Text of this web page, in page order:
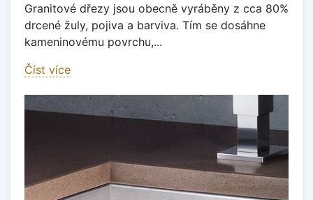
Granitové dřezy jsou obecně vyráběny z cca 80%
drcené žuly, pojiva a barviva. Tím se dosáhne
kameninovému povrchu,...
Číst více